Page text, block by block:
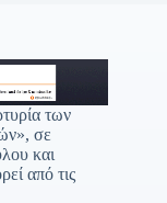
των
σε
και
από τις